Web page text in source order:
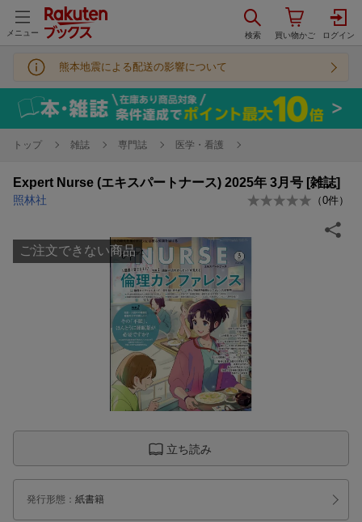
メニュー
熊本地震による配送の影響について
トップ 雑誌 専門誌 医学・看護
Expert Nurse (エキスパートナース) 2025年 3月号 [雑誌]
照林社 （0件）
ご注文できない商品
立ち読み
発行形態 ： 紙書籍